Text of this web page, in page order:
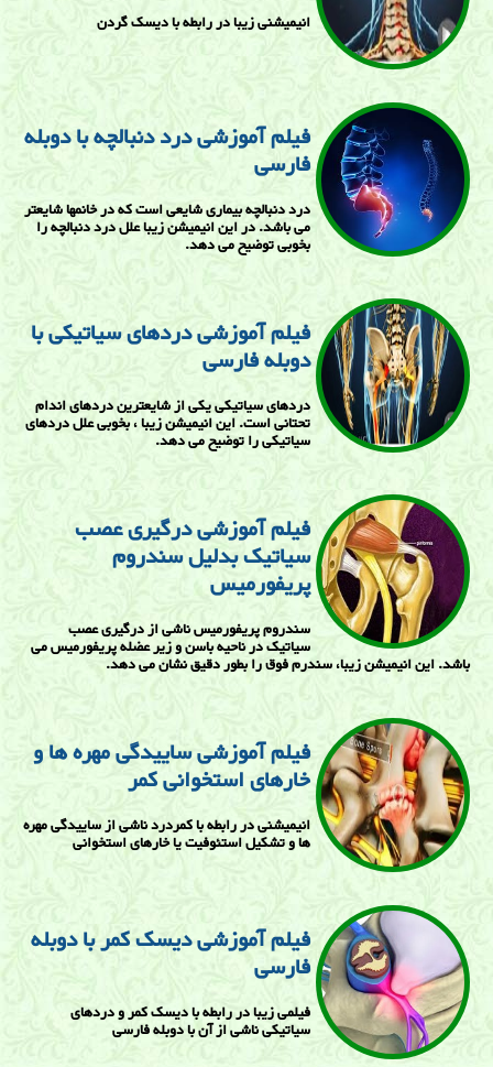
انیمیشنی زیبا در رابطه با دیسک گردن
فیلم آموزشی درد دنبالچه با دوبله
فارسی
درد دنبالچه بیماری شایعی است که در خانمها شایعتر
می باشد. در این انیمیشن زیبا علل درد دنبالچه را
بخوبی توضیح می دهد.
فیلم آموزشی دردهای سیاتیکی با
دوبله فارسی
دردهای سیاتیکی یکی از شایعترین دردهای اندام
تحتانی است. این انیمیشن زیبا ، بخوبی علل دردهای
سیاتیکی را توضیح می دهد.
فیلم آموزشی درگیری عصب
سیاتیک بدلیل سندروم
پریفورمیس
سندروم پریفورمیس ناشی از درگیری عصب
سیاتیک در ناحیه باسن و زیر عضله پریفورمیس می
باشد. این انیمیشن زیبا، سندرم فوق را بطور دقیق نشان می دهد.
فیلم آموزشی ساییدگی مهره ها و
خارهای استخوانی کمر
انیمیشنی در رابطه با کمردرد ناشی از ساییدگی مهره
ها و تشکیل استئوفیت یا خارهای استخوانی
فیلم آموزشی دیسک کمر با دوبله
فارسی
فیلمی زیبا در رابطه با دیسک کمر و دردهای
سیاتیکی ناشی از آن با دوبله فارسی